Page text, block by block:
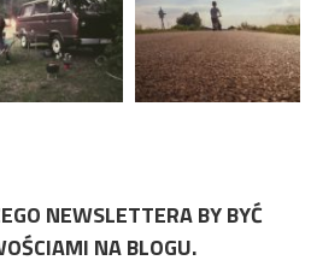
NEWSLETTERA BY BYĆ
NA BLOGU.